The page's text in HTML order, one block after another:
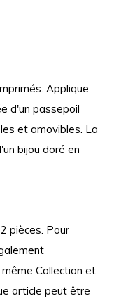
Applique
d'un passepoil
et amovibles. La
bijou doré en
pièces. Pour
Collection et
article peut être